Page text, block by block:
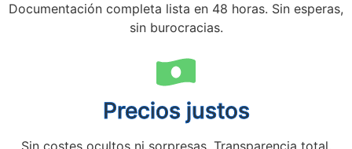
Documentación completa lista en 48 horas. Sin esperas,
sin burocracias.
Precios justos